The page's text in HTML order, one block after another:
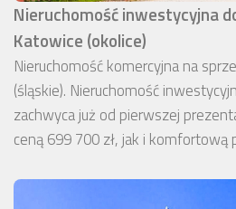
Nieruchomość inwestycyjna
Katowice (okolice)
Nieruchomość komercyjna na
(śląskie). Nieruchomość
zachwyca już od pierwszej
ceną 699 700 zł, jak i komfortową